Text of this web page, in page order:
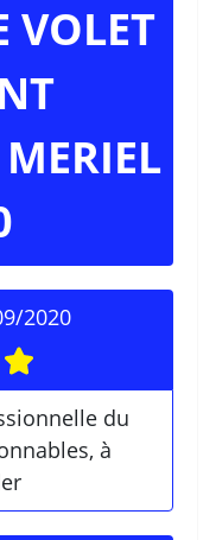
VOLET
2020
du
à